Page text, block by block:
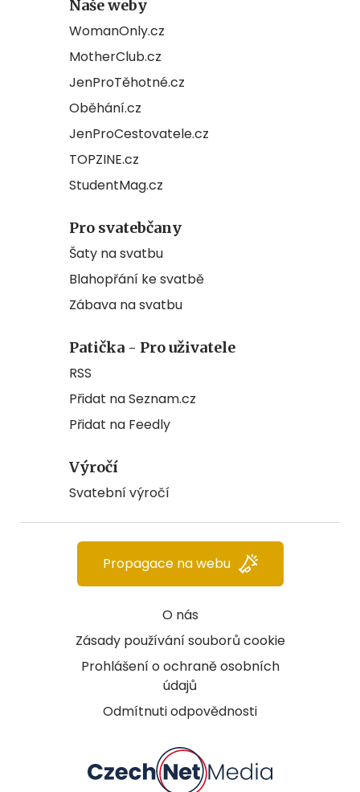
Naše weby
WomanOnly.cz
MotherClub.cz
JenProTěhotné.cz
Oběhání.cz
JenProCestovatele.cz
TOPZINE.cz
StudentMag.cz
Pro svatebčany
Šaty na svatbu
Blahopřání ke svatbě
Zábava na svatbu
Patička - Pro uživatele
RSS
Přidat na Seznam.cz
Přidat na Feedly
Výročí
Svatební výročí
O nás
Zásady používání souborů cookie
Prohlášení o ochraně osobních
údajů
Odmítnuti odpovědnosti
Propagace na webu